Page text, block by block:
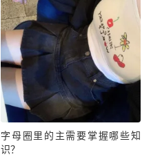
字母圈里的主需要掌握哪些知
识？